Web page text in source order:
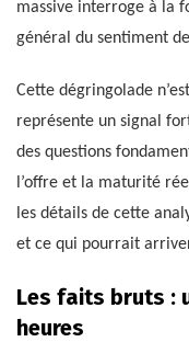
massive interroge à la
général du sentiment
Cette dégringolade
représente un signal
des questions
l’offre et la maturité
les détails de cette
et ce qui pourrait
Les faits bruts :
heures